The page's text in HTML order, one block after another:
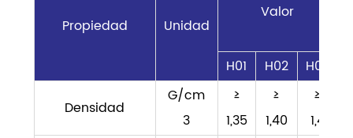
Propiedad Unidad
Valor
H01
H02 H03
Densidad
G/cm
3
≥
1,35
≥
1,40
≥
1,4